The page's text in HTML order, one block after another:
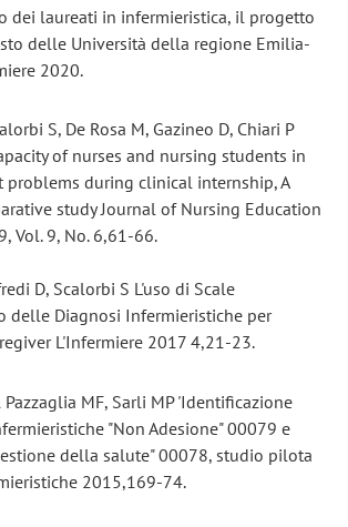
dei laureati in infermieristica, il progetto
delle Università della regione Emilia-
2020.
S, De Rosa M, Gazineo D, Chiari P
of nurses and nursing students in
problems during clinical internship, A
study Journal of Nursing Education
Vol. 9, No. 6,61-66.
D, Scalorbi S L'uso di Scale
delle Diagnosi Infermieristiche per
L'Infermiere 2017 4,21-23.
MF, Sarli MP 'Identificazione
"Non Adesione" 00079 e
della salute" 00078, studio pilota
2015,169-74.